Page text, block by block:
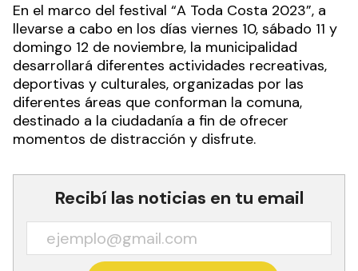
En el marco del festival “A Toda Costa 2023”, a
llevarse a cabo en los días viernes 10, sábado 11 y
domingo 12 de noviembre, la municipalidad
desarrollará diferentes actividades recreativas,
deportivas y culturales, organizadas por las
diferentes áreas que conforman la comuna,
destinado a la ciudadanía a fin de ofrecer
momentos de distracción y disfrute.
Recibí las noticias en tu email